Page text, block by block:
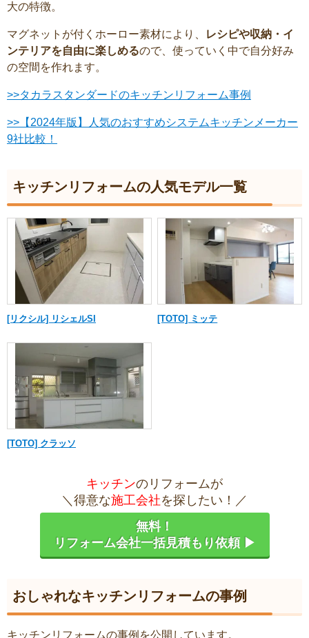
大の特徴。
マグネットが付くホーロー素材により、
レシピや収納・イ
ンテリアを自由に楽しめるので、使っていく中で自分好み
の空間を作れます。
>>タカラスタンダードのキッチンリフォーム事例
>>【2024年版】人気のおすすめシステムキッチンメーカー
9社比較！
キッチンリフォームの人気モデル一覧
[リクシル] リシェルSI [TOTO] ミッテ
[TOTO] クラッソ
キッチンのリフォームが
＼得意な施工会社を探したい！／
無料！
リフォーム会社一括見積もり依頼 ▶
おしゃれなキッチンリフォームの事例
キッチンリフォームの事例を公開しています。